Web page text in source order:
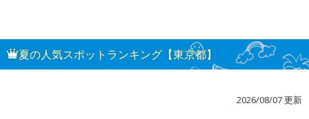
夏の人気スポットランキング【東京都】
2026/08/07 更新